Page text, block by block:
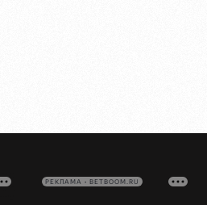
РЕКЛАМА • BETBOOM.RU